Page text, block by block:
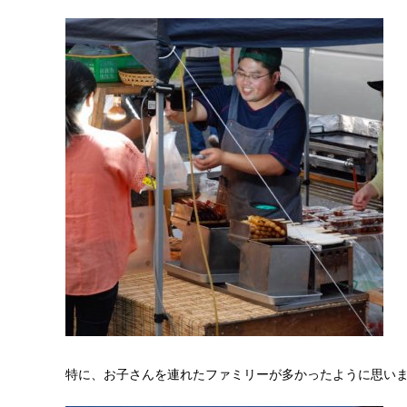
特に、お子さんを連れたファミリーが多かったように思い